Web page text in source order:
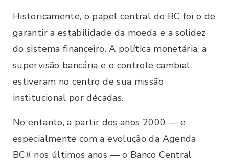
Historicamente, o papel central do BC foi o de
garantir a estabilidade da moeda e a solidez
do sistema financeiro. A política monetária, a
supervisão bancária e o controle cambial
estiveram no centro de sua missão
institucional por décadas.
No entanto, a partir dos anos 2000 — e
especialmente com a evolução da Agenda
BC# nos últimos anos — o Banco Central